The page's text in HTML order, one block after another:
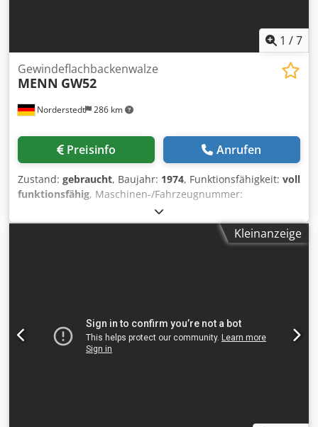
1 /7
Norderstedt 286 km
Gewindeflachbackenwalze
MENN GW52
Preisinfo Anrufen
Zustand: gebraucht, Baujahr: 1974, Funktionsfähigkeit: voll
funktionsfähig, Maschinen-/Fahrzeugnummer:
, Offertennummer: M14L/8630 Maschinenart:
Gewindeflachbackenwalze Dodpfx Aswi Swgoagskr Info:
Schwingförderer Fabrikat: MENN Typ: GW52 Baujahr:Kleinanzeige